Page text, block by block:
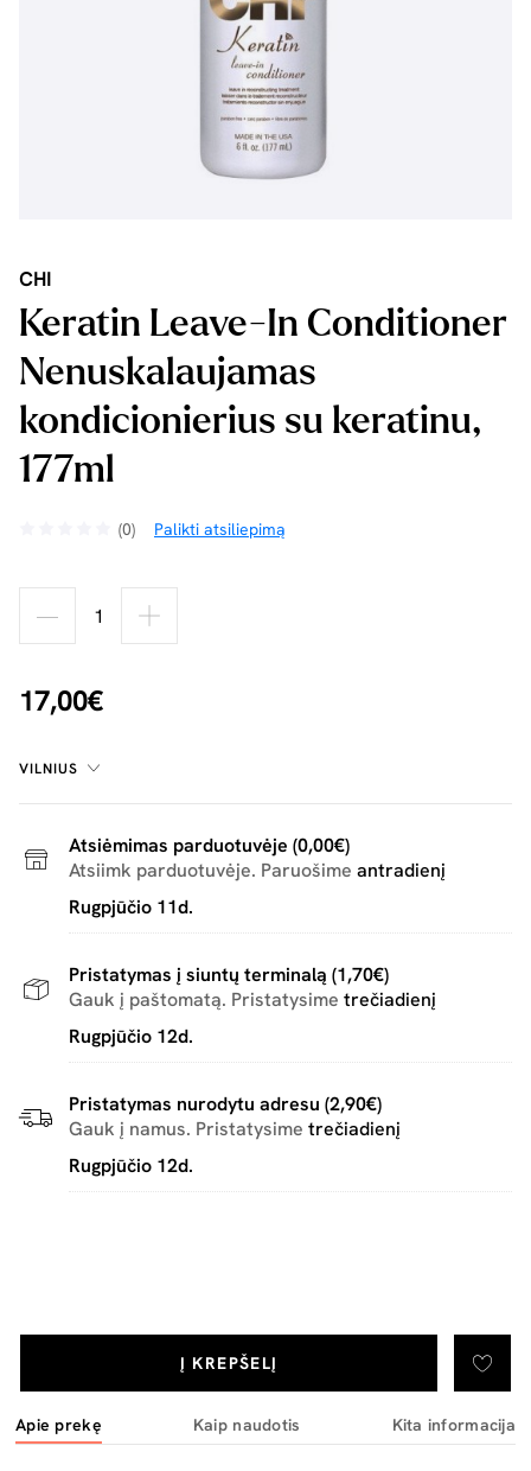
CHI
Keratin Leave-In Conditioner
Nenuskalaujamas
kondicionierius su keratinu,
177ml
(0) Palikti atsiliepimą
17,00€
Į KREPŠELĮ
VILNIUS
Atsiėmimas parduotuvėje (0,00€)
Atsiimk parduotuvėje. Paruošime antradienį
Rugpjūčio 11d.
Pristatymas į siuntų terminalą (1,70€)
Gauk į paštomatą. Pristatysime trečiadienį
Rugpjūčio 12d.
Pristatymas nurodytu adresu (2,90€)
Gauk į namus. Pristatysime trečiadienį
Rugpjūčio 12d.
Apie prekę Kaip naudotis Kita informacija